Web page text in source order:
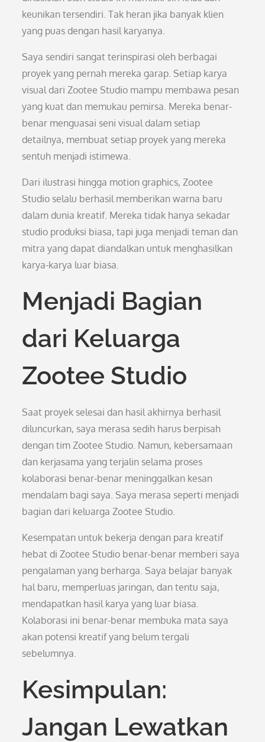
keunikan tersendiri. Tak heran jika banyak klien
yang puas dengan hasil karyanya.
Saya sendiri sangat terinspirasi oleh berbagai
proyek yang pernah mereka garap. Setiap karya
visual dari Zootee Studio mampu membawa pesan
yang kuat dan memukau pemirsa. Mereka benar-
benar menguasai seni visual dalam setiap
detailnya, membuat setiap proyek yang mereka
sentuh menjadi istimewa.
Dari ilustrasi hingga motion graphics, Zootee
Studio selalu berhasil memberikan warna baru
dalam dunia kreatif. Mereka tidak hanya sekadar
studio produksi biasa, tapi juga menjadi teman dan
mitra yang dapat diandalkan untuk menghasilkan
karya-karya luar biasa.
Menjadi Bagian
dari Keluarga
Zootee Studio
Saat proyek selesai dan hasil akhirnya berhasil
diluncurkan, saya merasa sedih harus berpisah
dengan tim Zootee Studio. Namun, kebersamaan
dan kerjasama yang terjalin selama proses
kolaborasi benar-benar meninggalkan kesan
mendalam bagi saya. Saya merasa seperti menjadi
bagian dari keluarga Zootee Studio.
Kesempatan untuk bekerja dengan para kreatif
hebat di Zootee Studio benar-benar memberi saya
pengalaman yang berharga. Saya belajar banyak
hal baru, memperluas jaringan, dan tentu saja,
mendapatkan hasil karya yang luar biasa.
Kolaborasi ini benar-benar membuka mata saya
akan potensi kreatif yang belum tergali
sebelumnya.
Kesimpulan:
Jangan Lewatkan